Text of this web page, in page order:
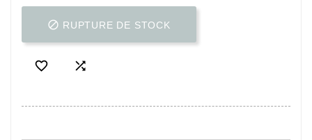
 RUPTURE DE STOCK
 